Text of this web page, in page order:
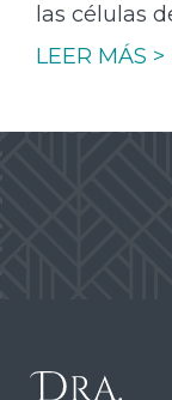
las células
LEER MÁS >